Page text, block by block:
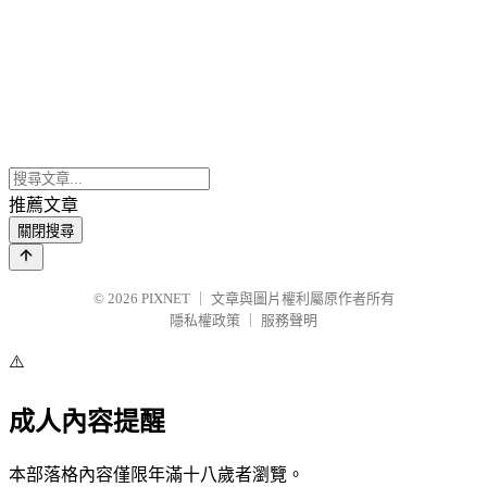
推薦文章
關閉搜尋
© 2026 PIXNET
文章與圖片權利屬原作者所有
隱私權政策
服務聲明
⚠️
成人內容提醒
本部落格內容僅限年滿十八歲者瀏覽。